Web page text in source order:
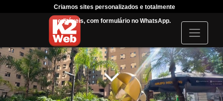
Criamos sites personalizados e totalmente
editáveis, com formulário no WhatsApp.
I
c
o
n